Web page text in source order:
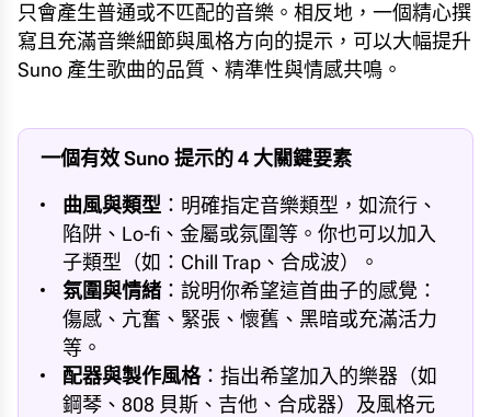
只會產生普通或不匹配的音樂。相反地，一個精心撰
寫且充滿音樂細節與風格方向的提示，可以大幅提升
Suno 產生歌曲的品質、精準性與情感共鳴。
一個有效 Suno 提示的 4 大關鍵要素
曲風與類型 ：明確指定音樂類型，如流行、
陷阱、Lo-fi、金屬或氛圍等。你也可以加入
子類型（如：Chill Trap、合成波）。
氛圍與情緒：說明你希望這首曲子的感覺：
傷感、亢奮、緊張、懷舊、黑暗或充滿活力
等。
配器與製作風格：指出希望加入的樂器（如
鋼琴、808 貝斯、吉他、合成器）及風格元